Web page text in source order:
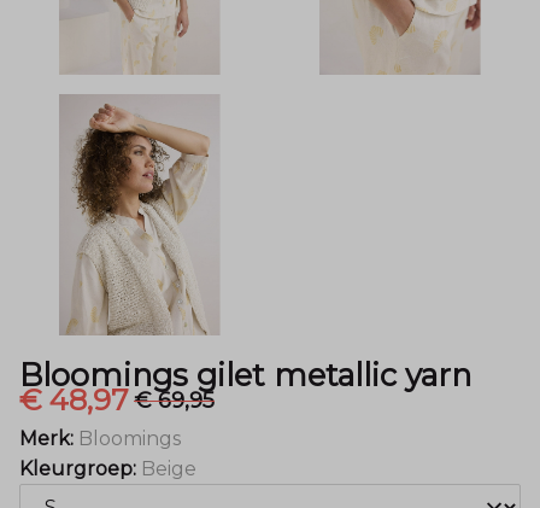
Menger
Mode
Bloomings gilet metallic yarn
€ 48,97€ 69,95
Merk: Bloomings
Kleurgroep: Beige